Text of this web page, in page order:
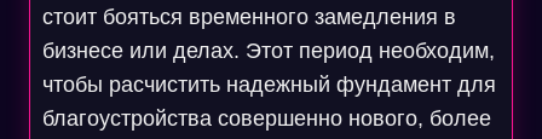
стоит бояться временного замедления в
бизнесе или делах. Этот период необходим,
чтобы расчистить надежный фундамент для
благоустройства совершенно нового, более